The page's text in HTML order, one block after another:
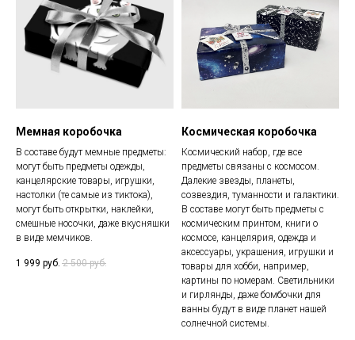
Мемная коробочка
В составе будут мемные предметы:
могут быть предметы одежды,
канцелярские товары, игрушки,
настолки (те самые из тиктока),
могут быть открытки, наклейки,
смешные носочки, даже вкусняшки
в виде мемчиков.
1 999 руб. 2 500 руб.
Космическая коробочка
Космический набор, где все
предметы связаны с космосом.
Далекие звезды, планеты,
созвездия, туманности и галактики.
В составе могут быть предметы с
космическим принтом, книги о
космосе, канцелярия, одежда и
аксессуары, украшения, игрушки и
товары для хобби, например,
картины по номерам. Светильники
и гирлянды, даже бомбочки для
ванны будут в виде планет нашей
солнечной системы.